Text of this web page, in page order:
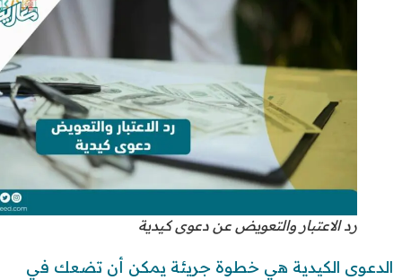
رد الاعتبار والتعويض عن دعوى كيدية
الدعوى الكيدية هي خطوة جريئة يمكن أن تضعك في